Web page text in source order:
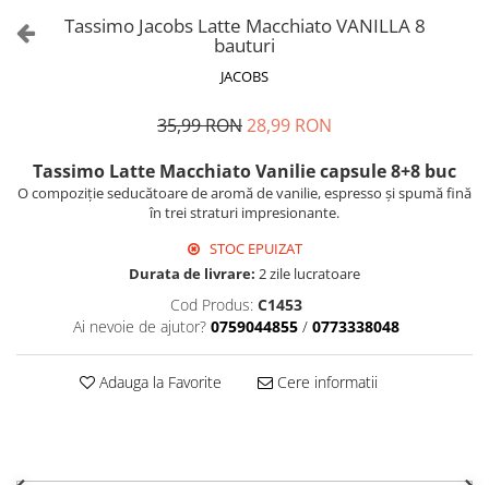
Tassimo Jacobs Latte Macchiato VANILLA 8
bauturi
JACOBS
35,99 RON28,99 RON
Tassimo Latte Macchiato Vanilie capsule 8+8 buc
O compoziție seducătoare de aromă de vanilie, espresso și spumă fină
în trei straturi impresionante.
STOC EPUIZAT
Durata de livrare: 2 zile lucratoare
Cod Produs: C1453
Ai nevoie de ajutor? 0759044855 / 0773338048
Adauga la Favorite Cere informatii